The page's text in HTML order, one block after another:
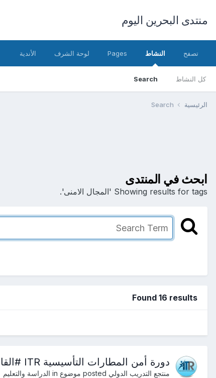
منتدى البحرين اليوم
تصفح النشاط
كل النشاط Search
Pages لوحة الشرف الأندية
الرئيسية Search
ابحث في المنتدى
Showing results for tags 'المجال الامنى'.
Found 16 results
دورة أمن المطارات التأسيسية ITR #القاهرة #دبـــــي #جده #شرم الشيخ #اسطنبول
منتجع التدريب الدولي الدراسة والتعليم